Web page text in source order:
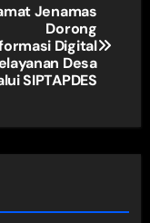
Jenamas
Dorong
Digital
Desa
SIPTAPDES